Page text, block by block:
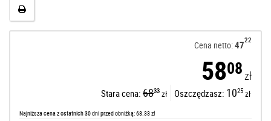
Cena netto:4722
5808 zł
Stara cena: 6833 zł Oszczędzasz: 1025 zł
Najniższa cena z ostatnich 30 dni przed obniżką: 68.33 zł